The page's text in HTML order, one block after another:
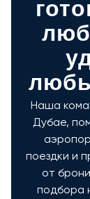
Наша
Дубае,
поездки и
от
подбора